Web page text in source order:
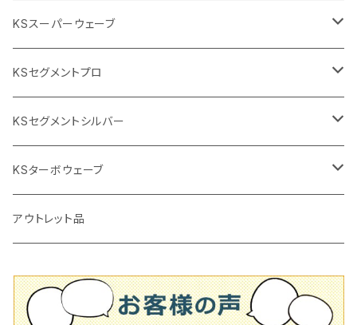
ダイヤモンドホイール
穴あけ用工具
タイルニッパー
プロ用鏝（こて）
吸着盤
その他
タイル針
高速回転
撹拌羽根
撹拌軸
押し切り（手動切断機
押し切り替え刃（手動切断機替え刃
タイル針
電動工具
電動切断機
タイルパッチ（ビブラート
KSスーパーウェーブ
105mm（4インチ）
125ｍｍ（5インチ）
KSセグメントプロ
105mm（4インチ）
通常品
ビス穴付き
125mm（5インチ）
通常品
オフセットタイプ（ハットタイプ
150ｍｍ（6インチ）
205ｍｍ（8インチ）
KSセグメントシルバー
105mm（4インチ）
125mm（5インチ）
180mm（7インチ）
KSターボウェーブ
105mm（4インチ）
150ｍｍ（6インチ）
アウトレット品